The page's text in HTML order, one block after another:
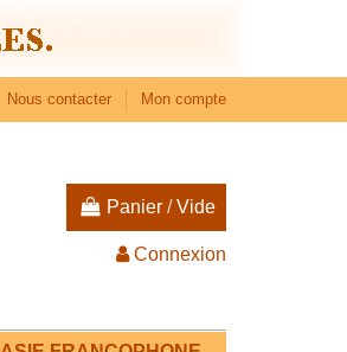
Nous contacter Mon compte
Panier /Vide
Connexion